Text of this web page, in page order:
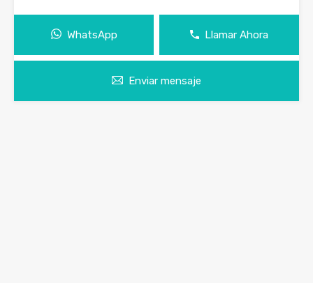
WhatsApp Llamar Ahora
Enviar mensaje